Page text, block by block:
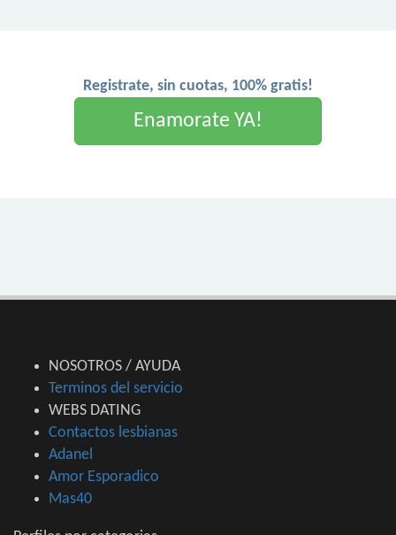
Registrate, sin cuotas, 100% gratis!
Enamorate YA!
NOSOTROS / AYUDA
Terminos del servicio
WEBS DATING
Contactos lesbianas
Adanel
Amor Esporadico
Mas40